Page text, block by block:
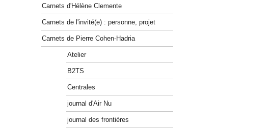
Carnets d'Hélène Clemente
Carnets de l'invité(e) : personne, projet
Carnets de Pierre Cohen-Hadria
Atelier
B2TS
Centrales
journal d'Air Nu
journal des frontières